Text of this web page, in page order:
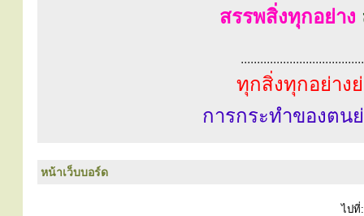
สรรพสิ่งทุกอย่าง
ทุกสิ่งทุกอย่าง
การกระทำของตน
หน้าเว็บบอร์ด
ไปที่: